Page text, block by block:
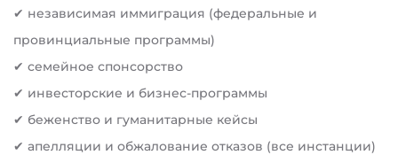
✔ независимая иммиграция (федеральные и
провинциальные программы)
✔ семейное спонсорство
✔ инвесторские и бизнес-программы
✔ беженство и гуманитарные кейсы
✔ апелляции и обжалование отказов (все инстанции)